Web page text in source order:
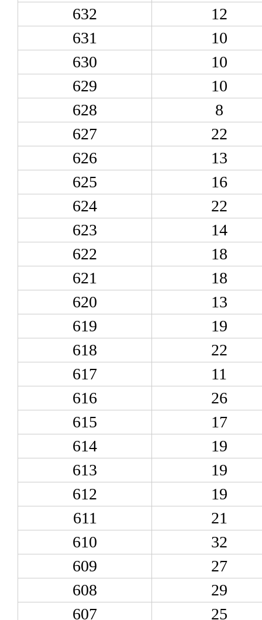
632
12
631
10
630
10
629
10
628
8
627
22
626
13
625
16
624
22
623
14
622
18
621
18
620
13
619
19
618
22
617
11
616
26
615
17
614
19
613
19
612
19
611
21
610
32
609
27
608
29
607
25